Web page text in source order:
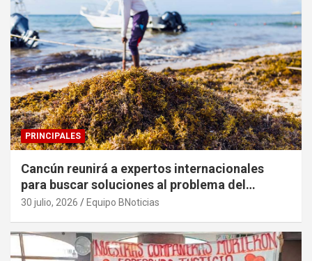
PRINCIPALES
Cancún reunirá a expertos internacionales
para buscar soluciones al problema del
sargazo
30 julio, 2026 Equipo BNoticias